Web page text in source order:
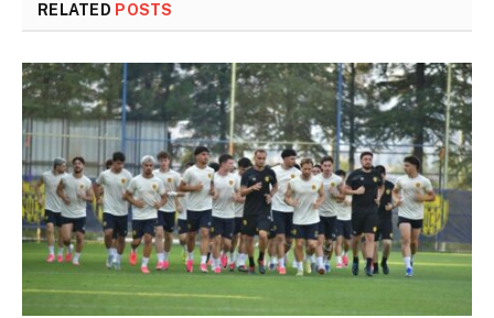
RELATED POSTS